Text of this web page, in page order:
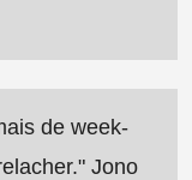
de week-
Jono